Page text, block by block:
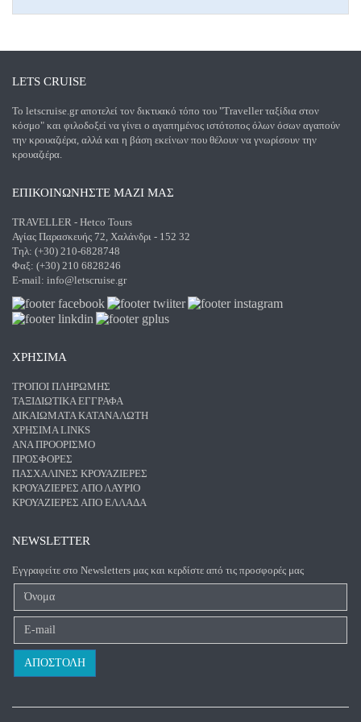
LETS CRUISE
Το letscruise.gr αποτελεί τον δικτυακό τόπο του "Traveller ταξίδια στον
κόσμο" και φιλοδοξεί να γίνει ο αγαπημένος ιστότοπος όλων όσων αγαπούν
την κρουαζιέρα, αλλά και η βάση εκείνων που θέλουν να γνωρίσουν την
κρουαζιέρα.
ΕΠΙΚΟΙΝΩΝΗΣΤΕ ΜΑΖΙ ΜΑΣ
TRAVELLER - Hetco Tours
Αγίας Παρασκευής 72, Χαλάνδρι - 152 32
Τηλ: (+30) 210-6828748
Φαξ: (+30) 210 6828246
E-mail: info@letscruise.gr
ΧΡΗΣΙΜΑ
ΤΡΌΠΟΙ ΠΛΗΡΩΜΉΣ
ΤΑΞΙΔΙΩΤΙΚΆ ΈΓΓΡΑΦΑ
ΔΙΚΑΙΏΜΑΤΑ ΚΑΤΑΝΑΛΩΤΉ
ΧΡΉΣΙΜΑ LINKS
ΑΝΑ ΠΡΟΟΡΙΣΜΌ
ΠΡΟΣΦΟΡΈΣ
ΠΑΣΧΑΛΙΝΈΣ ΚΡΟΥΑΖΙΈΡΕΣ
ΚΡΟΥΑΖΙΈΡΕΣ ΑΠΌ ΛΑΎΡΙΟ
ΚΡΟΥΑΖΙΈΡΕΣ ΑΠΌ ΕΛΛΆΔΑ
NEWSLETTER
Εγγραφείτε στο Newsletters μας και κερδίστε από τις προσφορές μας